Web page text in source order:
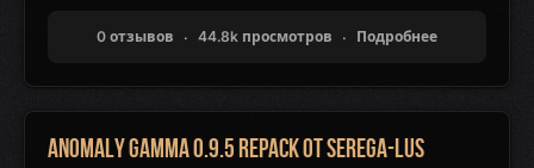
0 отзывов 44.8k просмотров Подробнее
Anomaly GAMMA 0.9.5 Repack от SEREGA-LUS